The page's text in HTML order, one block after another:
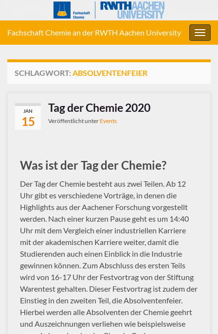
Fachschaft Chemie an der RWTH Aachen University
SCHLAGWORT: ABSOLVENTENFEIER
JAN
15
Tag der Chemie 2020
Veröffentlicht unter Events
Was ist der Tag der Chemie?
Der Tag der Chemie besteht aus zwei Teilen. Ab 12
Uhr gibt es verschiedene Vorträge, in denen die
Highlights aus der Aachener Forschung vorgestellt
werden. Nach einer kurzen Pause geht es um 14:40
Uhr mit dem Vergleich einer industriellen Karriere
mit der akademischen Karriere weiter, damit die
Studierenden auch einen Einblick in die Industrie
gewinnen können. Zum Abschluss des ersten Teils
wird von 16-17 Uhr der Festvortrag von der Stiftung
Warentest gehalten. Dieser Festvortrag ist zudem der
Einstieg in den zweiten Teil, die Absolventenfeier.
Hierbei werden alle Absolventen der Chemie geehrt
und Auszeichnungen verliehen wie beispielsweise